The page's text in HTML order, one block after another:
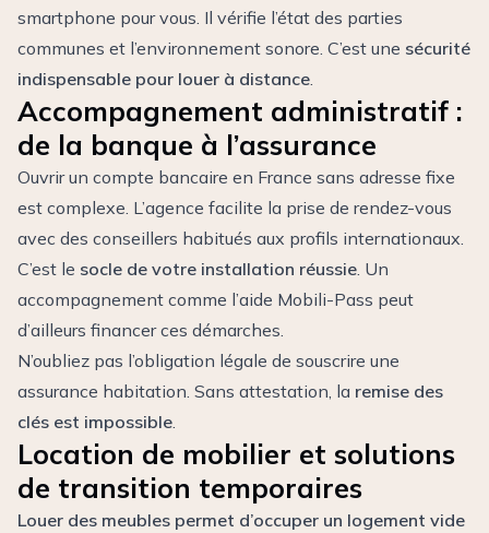
smartphone pour vous. Il vérifie l’état des parties
communes et l’environnement sonore. C’est une sécurité
indispensable pour louer à distance.
Accompagnement administratif :
de la banque à l’assurance
Ouvrir un compte bancaire en France sans adresse fixe
est complexe. L’agence facilite la prise de rendez-vous
avec des conseillers habitués aux profils internationaux.
C’est le socle de votre installation réussie. Un
accompagnement comme l’aide Mobili-Pass peut
d’ailleurs financer ces démarches.
N’oubliez pas l’obligation légale de souscrire une
assurance habitation. Sans attestation, la remise des
clés est impossible.
Location de mobilier et solutions
de transition temporaires
Louer des meubles permet d’occuper un logement vide